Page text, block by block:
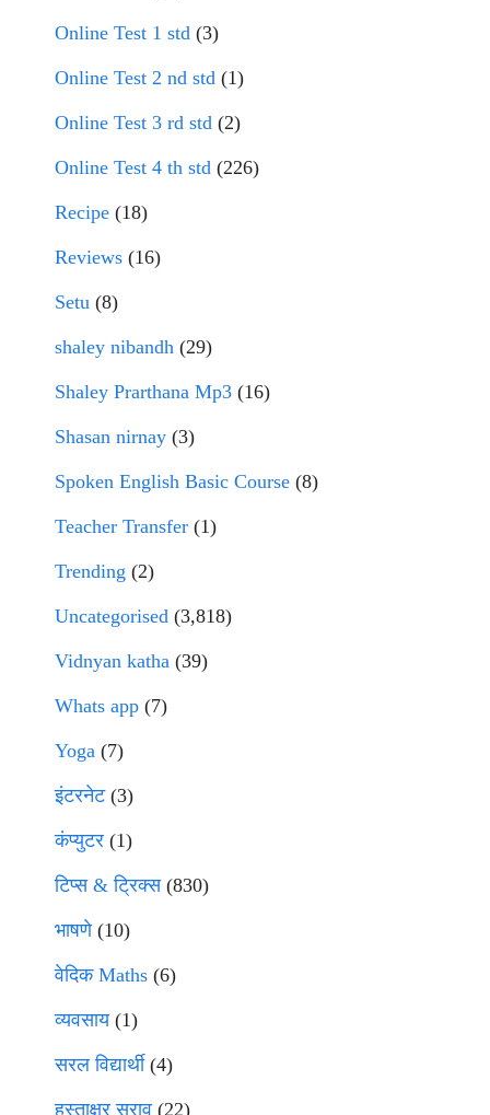
Online Test 1 std (3)
Online Test 2 nd std (1)
Online Test 3 rd std (2)
Online Test 4 th std (226)
Recipe (18)
Reviews (16)
Setu (8)
shaley nibandh (29)
Shaley Prarthana Mp3 (16)
Shasan nirnay (3)
Spoken English Basic Course (8)
Teacher Transfer (1)
Trending (2)
Uncategorised (3,818)
Vidnyan katha (39)
Whats app (7)
Yoga (7)
इंटरनेट(3)
कंप्युटर (1)
टिप्स & ट्रिक्स(830)
भाषणे(10)
वेदिक Maths (6)
व्यवसाय(1)
सरल विद्यार्थी(4)
हस्ताक्षर सराव (22)